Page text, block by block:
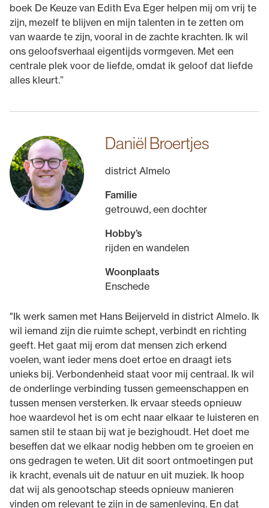
boek De Keuze van Edith Eva Eger helpen mij om vrij te
zijn, mezelf te blijven en mijn talenten in te zetten om
van waarde te zijn, vooral in de zachte krachten. Ik wil
ons geloofsverhaal eigentijds vormgeven. Met een
centrale plek voor de liefde, omdat ik geloof dat liefde
alles kleurt.”
Daniël Broertjes
district Almelo
Familie
getrouwd, een dochter
Hobby’s
rijden en wandelen
Woonplaats
Enschede
"Ik werk samen met Hans Beijerveld in district Almelo. Ik
wil iemand zijn die ruimte schept, verbindt en richting
geeft. Het gaat mij erom dat mensen zich erkend
voelen, want ieder mens doet ertoe en draagt iets
unieks bij. Verbondenheid staat voor mij centraal. Ik wil
de onderlinge verbinding tussen gemeenschappen en
tussen mensen versterken. Ik ervaar steeds opnieuw
hoe waardevol het is om echt naar elkaar te luisteren en
samen stil te staan bij wat je bezighoudt. Het doet me
beseffen dat we elkaar nodig hebben om te groeien en
ons gedragen te weten. Uit dit soort ontmoetingen put
ik kracht, evenals uit de natuur en uit muziek. Ik hoop
dat wij als genootschap steeds opnieuw manieren
vinden om relevant te zijn in de samenleving. En dat